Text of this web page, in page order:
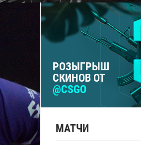
РОЗЫГРЫШ
СКИНОВ ОТ
@CSGO
МАТЧИ